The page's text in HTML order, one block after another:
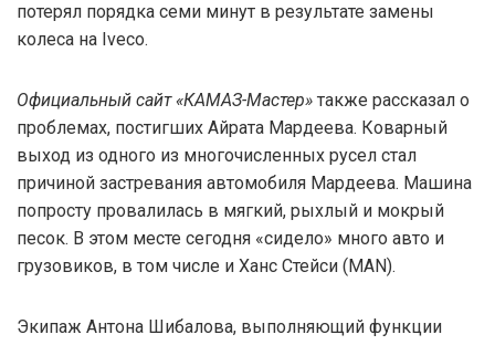
потерял порядка семи минут в результате замены
колеса на Iveco.
Официальный сайт «КАМАЗ-Мастер» также рассказал о
проблемах, постигших Айрата Мардеева. Коварный
выход из одного из многочисленных русел стал
причиной застревания автомобиля Мардеева. Машина
попросту провалилась в мягкий, рыхлый и мокрый
песок. В этом месте сегодня «сидело» много авто и
грузовиков, в том числе и Ханс Стейси (MAN).
Экипаж Антона Шибалова, выполняющий функции